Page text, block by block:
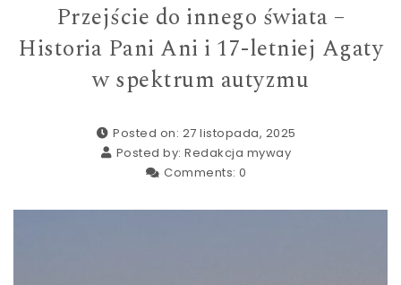
Przejście do innego świata –
Historia Pani Ani i 17-letniej Agaty
w spektrum autyzmu
Posted on: 27 listopada, 2025
Posted by: Redakcja myway
Comments: 0